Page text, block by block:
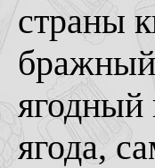
страны
ягодный
ягода,